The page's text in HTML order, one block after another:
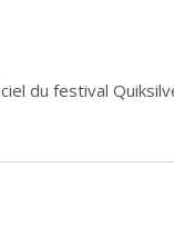
du festival